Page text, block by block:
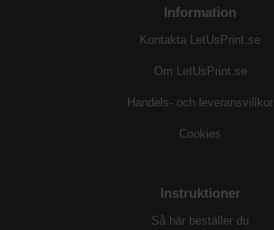
Information
Kontakta LetUsPrint.se
Om LetUsPrint.se
Handels- och leveransvillkor
Cookies
Instruktioner
Så här beställer du